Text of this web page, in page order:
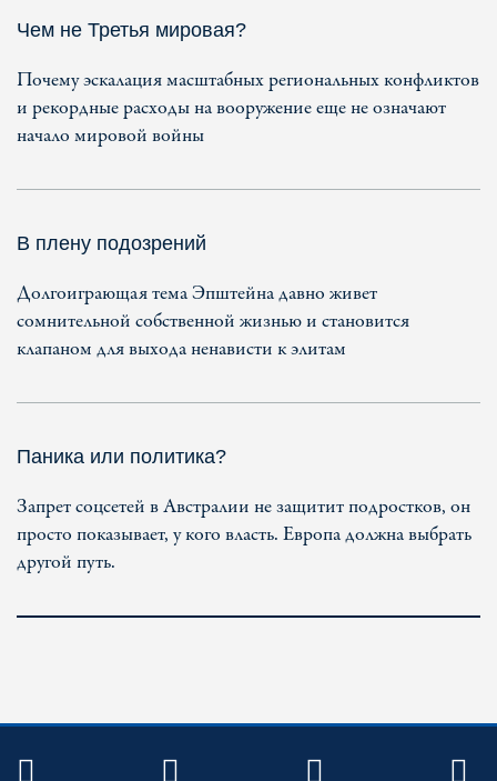
Чем не Третья мировая?
Почему эскалация масштабных региональных конфликтов
и рекордные расходы на вооружение еще не означают
начало мировой войны
В плену подозрений
Долгоиграющая тема Эпштейна давно живет
сомнительной собственной жизнью и становится
клапаном для выхода ненависти к элитам
Паника или политика?
Запрет соцсетей в Австралии не защитит подростков, он
просто показывает, у кого власть. Европа должна выбрать
другой путь.
TWITTER FACEBOOKYOUTUBE